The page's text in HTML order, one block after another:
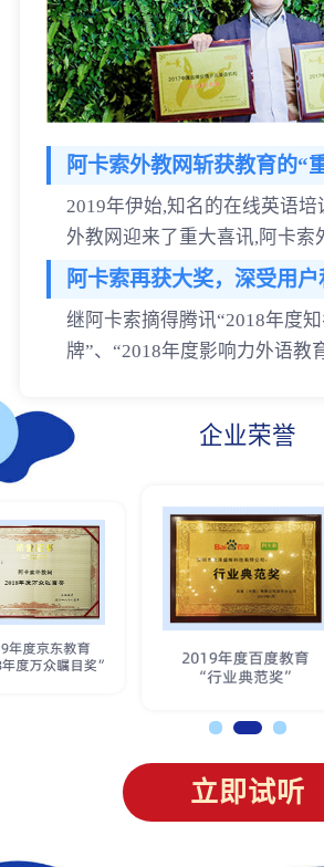
阿卡索外教网斩获教育的“
2019年伊始,知名的在线英语培
外教网迎来了重大喜讯,阿卡索
阿卡索再获大奖，深受用
继阿卡索摘得腾讯“2018年度
牌”、“2018年度影响力外语教
企业荣誉
立即试听